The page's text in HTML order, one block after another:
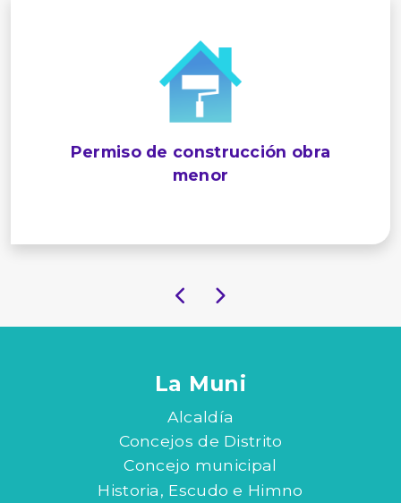
Permiso de construcción obra
menor
La Muni
Alcaldía
Concejos de Distrito
Concejo municipal
Historia, Escudo e Himno